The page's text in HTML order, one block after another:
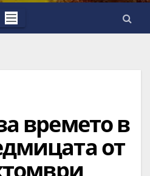
времето в
от